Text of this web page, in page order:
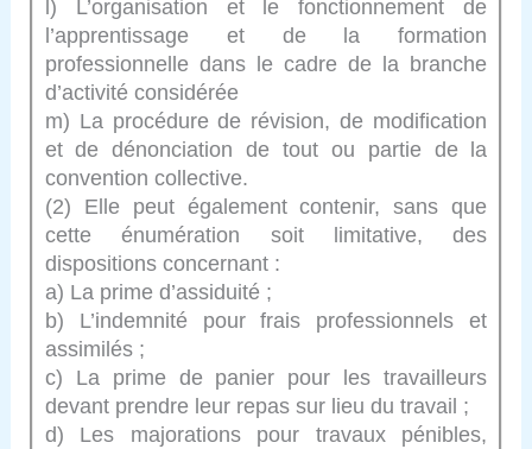
l) L’organisation et le fonctionnement de
l’apprentissage et de la formation
professionnelle dans le cadre de la branche
d’activité considérée
m) La procédure de révision, de modification
et de dénonciation de tout ou partie de la
convention collective.
(2) Elle peut également contenir, sans que
cette énumération soit limitative, des
dispositions concernant :
a) La prime d’assiduité ;
b) L’indemnité pour frais professionnels et
assimilés ;
c) La prime de panier pour les travailleurs
devant prendre leur repas sur lieu du travail ;
d) Les majorations pour travaux pénibles,